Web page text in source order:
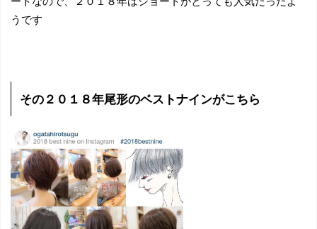
うです
その２０１８年尾形のベストナインがこちら